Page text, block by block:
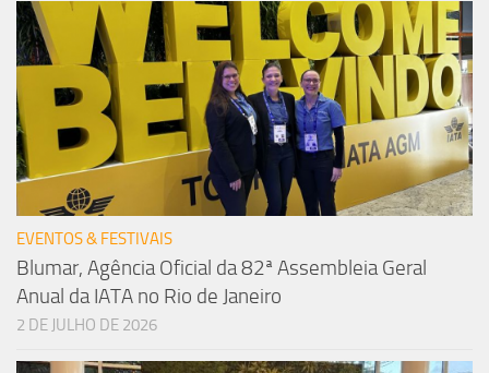
EVENTOS & FESTIVAIS
Blumar, Agência Oficial da 82ª Assembleia Geral
Anual da IATA no Rio de Janeiro
2 DE JULHO DE 2026